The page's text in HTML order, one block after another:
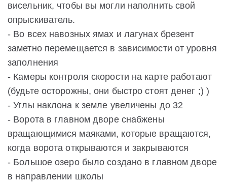
висельник, чтобы вы могли наполнить свой
опрыскиватель.
- Во всех навозных ямах и лагунах брезент
заметно перемещается в зависимости от уровня
заполнения
- Камеры контроля скорости на карте работают
(будьте осторожны, они быстро стоят денег ;) )
- Углы наклона к земле увеличены до 32
- Ворота в главном дворе снабжены
вращающимися маяками, которые вращаются,
когда ворота открываются и закрываются
- Большое озеро было создано в главном дворе
в направлении школы